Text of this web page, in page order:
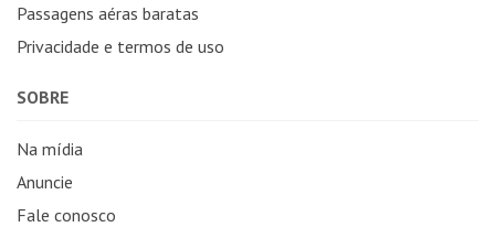
Passagens aéras baratas
Privacidade e termos de uso
SOBRE
Na mídia
Anuncie
Fale conosco